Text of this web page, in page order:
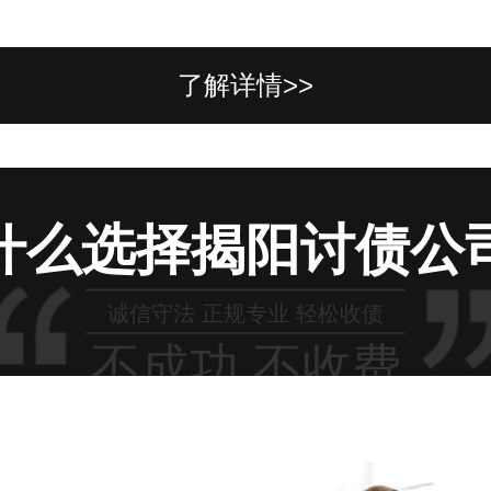
了解详情>>
么选择揭阳讨债公
诚信守法 正规专业 轻松收债
不成功 不收费